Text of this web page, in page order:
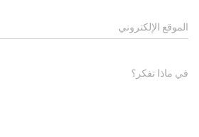
الموقع الإلكتروني
في ماذا تفكر؟